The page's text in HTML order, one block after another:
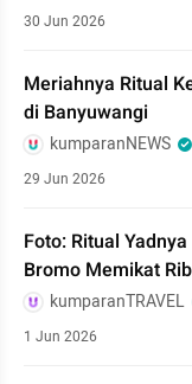
30 Jun 2026
Meriahnya Ritual
di Banyuwangi
kumparanNEWS
29 Jun 2026
Foto: Ritual
Bromo Memikat
kumparanTRAVEL
1 Jun 2026